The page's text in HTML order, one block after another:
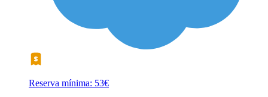
Reserva mínima: 53€